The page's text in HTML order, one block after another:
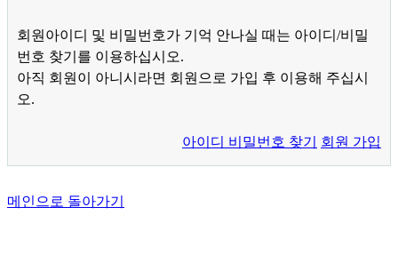
회원아이디 및 비밀번호가 기억 안나실 때는 아이디/비밀
번호 찾기를 이용하십시오.
아직 회원이 아니시라면 회원으로 가입 후 이용해 주십시
오.
아이디 비밀번호 찾기 회원 가입
메인으로 돌아가기